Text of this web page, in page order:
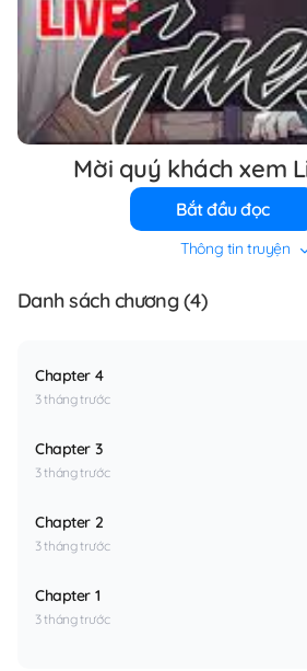
Mời quý khách xem
Bắt đầu đọc
Thông tin truyện
Danh sách chương (4)
Chapter 4
3 tháng trước
Chapter 3
3 tháng trước
Chapter 2
3 tháng trước
Chapter 1
3 tháng trước